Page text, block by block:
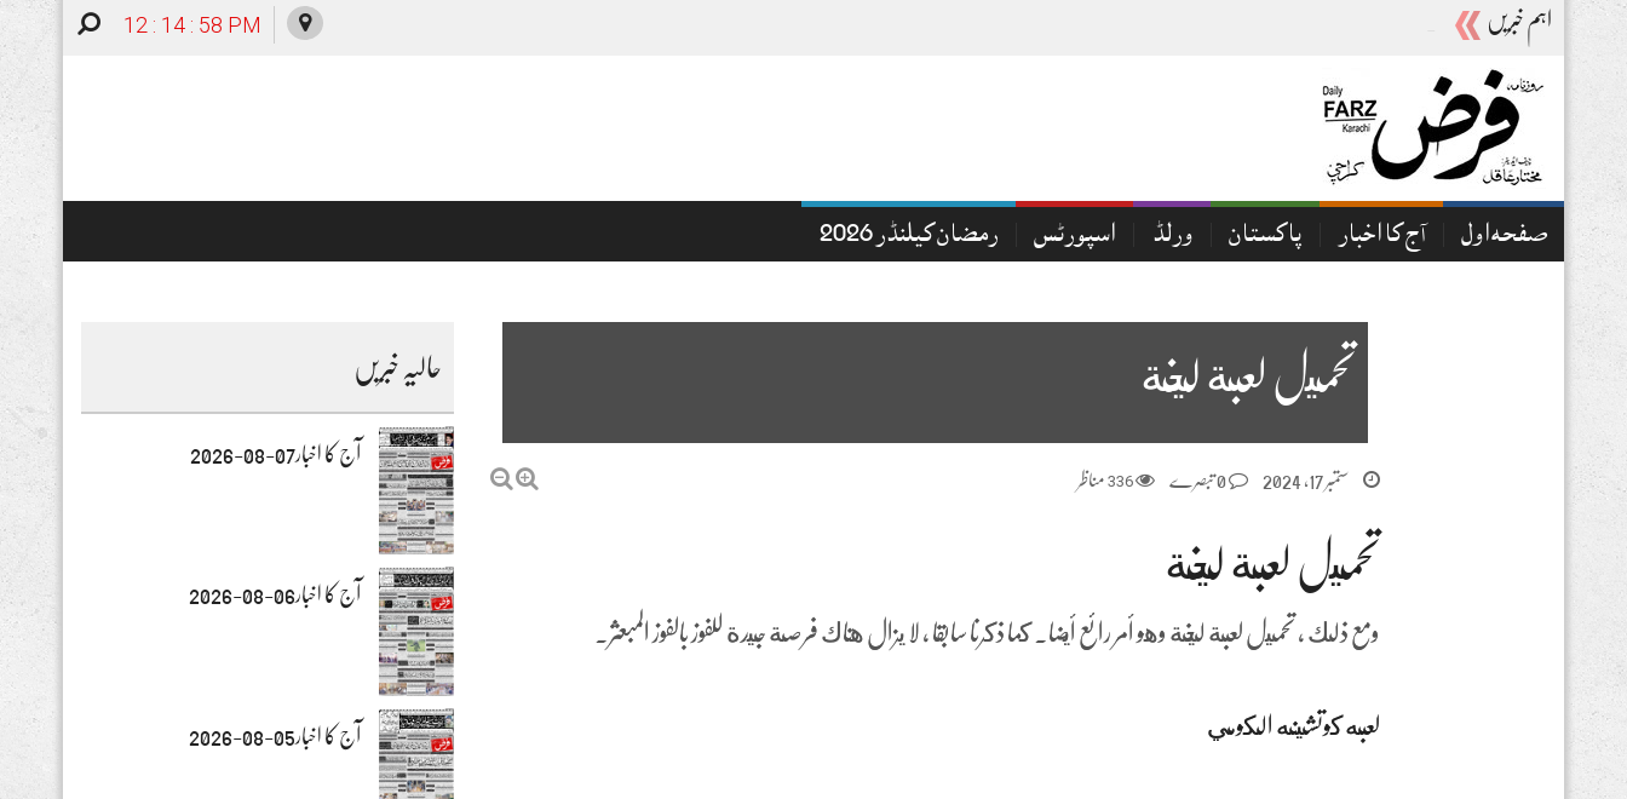
اہم خبریں 12 : 14 : 59 PM
صفحہ اول آج کا اخبار پاکستان ورلڈ اسپورٹس رمضان کیلنڈر 2026
تحميل لعبة ليخة
ستمبر 17, 2024 0 تبصرے 336 مناظر
تحميل لعبة ليخة
ومع ذلك ، تحميل لعبة ليخة وهو أمر رائع أيضا. كما ذكرنا سابقا ، لا يزال هناك فرصة جيدة للفوز بالفوز المبعثر.
لعبه كوتشينه الكومي
حالیہ خبریں
آج کا اخبار07-08-2026
آج کا اخبار06-08-2026
آج کا اخبار05-08-2026